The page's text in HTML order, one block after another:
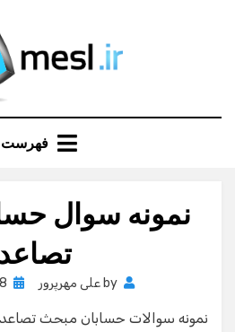
فهرست
نمونه سوال
تصاعد
by علی مهرپرور 8 اکتبر , 2012
نمونه سوالات حسابان مبحث